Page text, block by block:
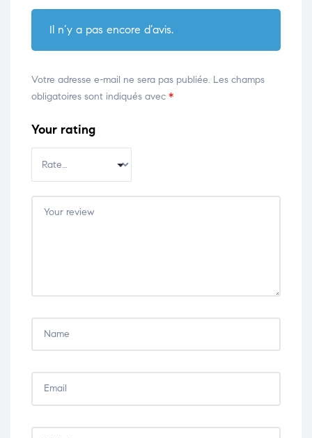
Il n’y a pas encore d’avis.
Votre adresse e-mail ne sera pas publiée. Les champs
obligatoires sont indiqués avec *
Your rating